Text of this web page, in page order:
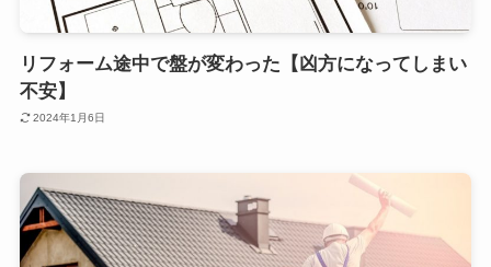
リフォーム途中で盤が変わった【凶方になってしまい
不安】
2024年1月6日